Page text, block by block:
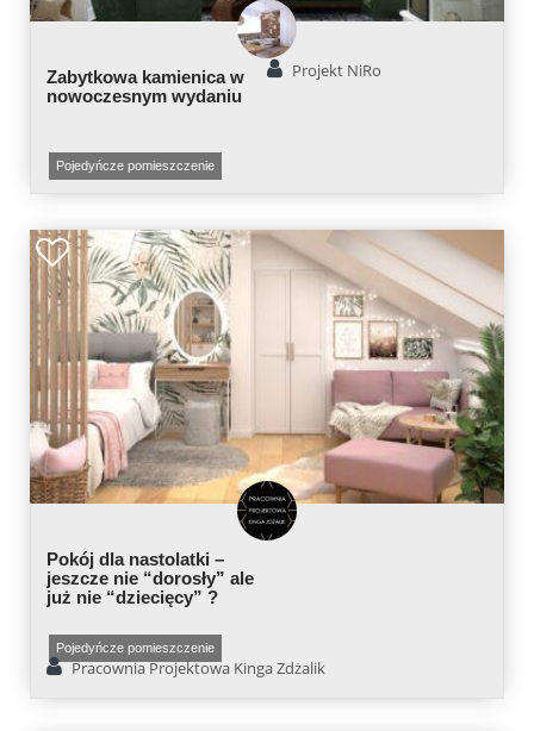
Zabytkowa kamienica w
nowoczesnym wydaniu
Pojedyńcze pomieszczenie
Projekt NiRo
Pokój dla nastolatki –
jeszcze nie “dorosły” ale
już nie “dziecięcy” ?
Pojedyńcze pomieszczenie
Pracownia Projektowa Kinga Zdżalik